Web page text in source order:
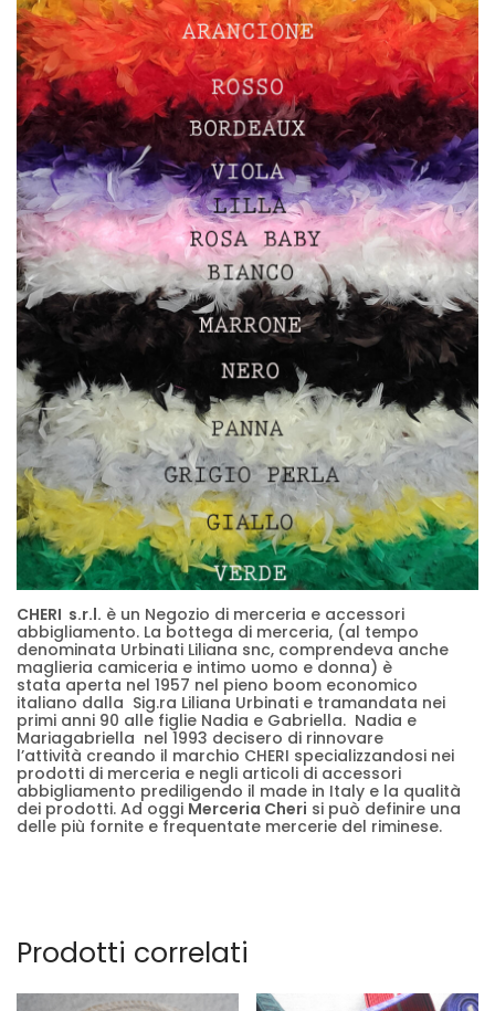
CHERI s.r.l. è un Negozio di merceria e accessori
abbigliamento. La bottega di merceria, (al tempo
denominata Urbinati Liliana snc, comprendeva anche
maglieria camiceria e intimo uomo e donna) è
stata aperta nel 1957 nel pieno boom economico
italiano dalla Sig.ra Liliana Urbinati e tramandata nei
primi anni 90 alle figlie Nadia e Gabriella. Nadia e
Mariagabriella nel 1993 decisero di rinnovare
l’attività creando il marchio CHERI specializzandosi nei
prodotti di merceria e negli articoli di accessori
abbigliamento prediligendo il made in Italy e la qualità
dei prodotti. Ad oggi Merceria Cheri si può definire una
delle più fornite e frequentate mercerie del riminese.
Prodotti correlati